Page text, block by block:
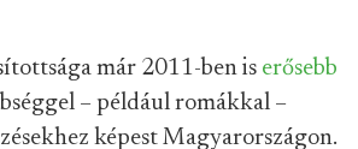
már 2011-ben is erősebb
– például romákkal –
képest Magyarországon.